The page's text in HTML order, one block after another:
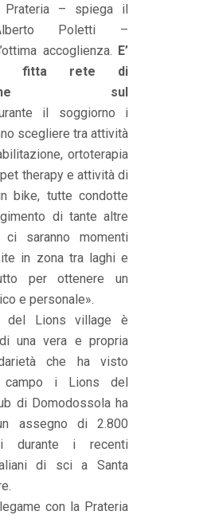
– spiega il
Poletti –
accoglienza. E’
fitta rete di
sul
il soggiorno i
scegliere tra attività
ortoterapia
therapy e attività di
bike, tutte condotte
di tante altre
saranno momenti
in zona tra laghi e
per ottenere un
e personale».
del Lions village è
una vera e propria
che ha visto
campo i Lions del
di Domodossola ha
assegno di 2.800
durante i recenti
di sci a Santa
con la Prateria